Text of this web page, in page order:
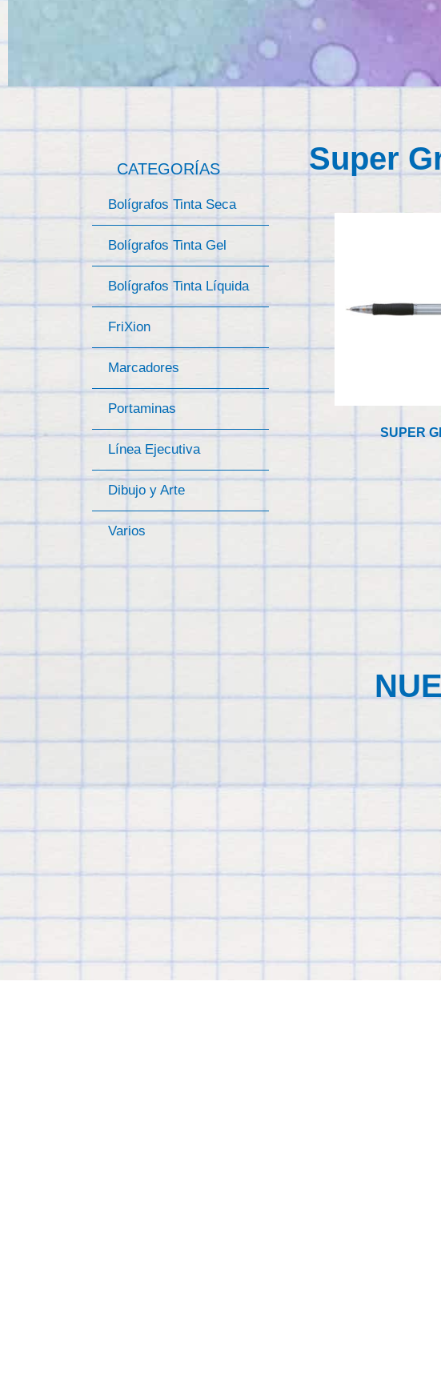
CATEGORÍAS
Bolígrafos Tinta Seca
Bolígrafos Tinta Gel
Bolígrafos Tinta Líquida
FriXion
Marcadores
Portaminas
Línea Ejecutiva
Dibujo y Arte
Varios
Super
SUPER